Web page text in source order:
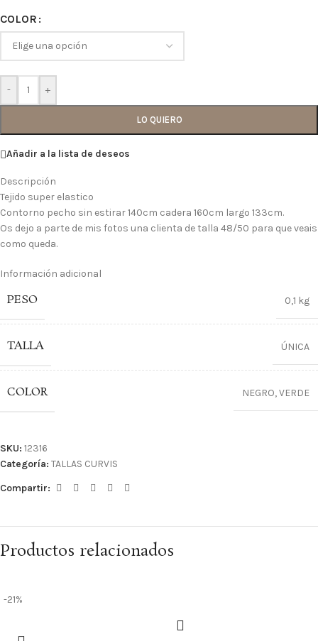
COLOR
- +
LO QUIERO
Añadir a la lista de deseos
Descripción
Tejido super elastico
Contorno pecho sin estirar 140cm cadera 160cm largo 133cm.
Os dejo a parte de mis fotos una clienta de talla 48/50 para que veais
como queda.
Información adicional
PESO 0,1 kg
TALLA ÚNICA
COLOR NEGRO,VERDE
SKU: 12316
Categoría: TALLAS CURVIS
Compartir:
Productos relacionados
-21%